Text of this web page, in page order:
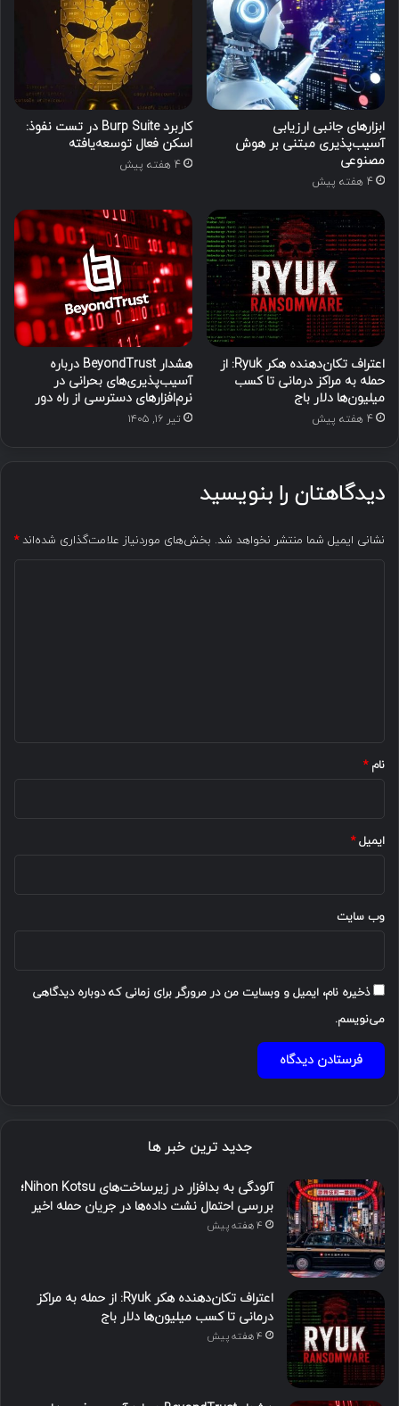
ابزارهای جانبی ارزیابی
آسیب‌پذیری مبتنی بر هوش
مصنوعی
4 هفته پیش
کاربرد Burp Suite در تست نفوذ:
اسکن فعال توسعه‌یافته
4 هفته پیش
اعتراف تکان‌دهنده هکر Ryuk: از
حمله به مراکز درمانی تا کسب
میلیون‌ها دلار باج
4 هفته پیش
هشدار BeyondTrust درباره
آسیب‌پذیری‌های بحرانی در
نرم‌افزارهای دسترسی از راه دور
تیر ۱۶, ۱۴۰۵
دیدگاهتان را بنویسید
نشانی ایمیل شما منتشر نخواهد شد. بخش‌های موردنیاز علامت‌گذاری شده‌اند*
نام*
ایمیل*
وب‌ سایت
ذخیره نام، ایمیل و وبسایت من در مرورگر برای زمانی که دوباره دیدگاهی
می‌نویسم.
جدید ترین خبر ها
آلودگی به بدافزار در زیرساخت‌های Nihon Kotsu؛
بررسی احتمال نشت داده‌ها در جریان حمله اخیر
4 هفته پیش
اعتراف تکان‌دهنده هکر Ryuk: از حمله به مراکز
درمانی تا کسب میلیون‌ها دلار باج
4 هفته پیش